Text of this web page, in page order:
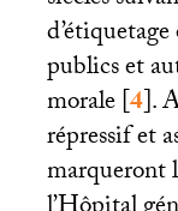
publics et
morale[4].
répressif et
marqueront